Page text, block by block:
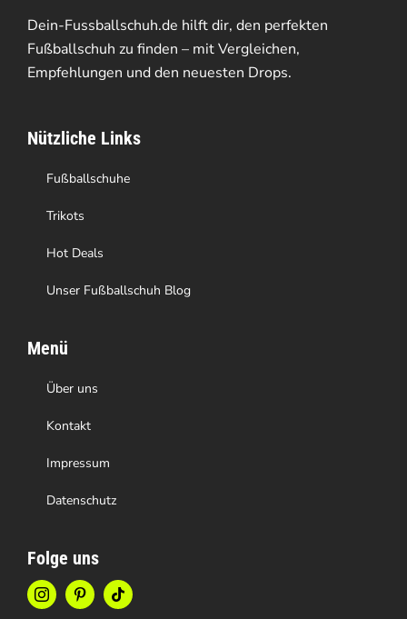
Die
Optionen
können
der
Produktseite
gewählt
werden
Dein-Fussballschuh.de hilft dir, den perfekten
Fußballschuh zu finden – mit Vergleichen,
Empfehlungen und den neuesten Drops.
Nützliche Links
Fußballschuhe
Trikots
Hot Deals
Unser Fußballschuh Blog
Menü
Über uns
Kontakt
Impressum
Datenschutz
Folge uns